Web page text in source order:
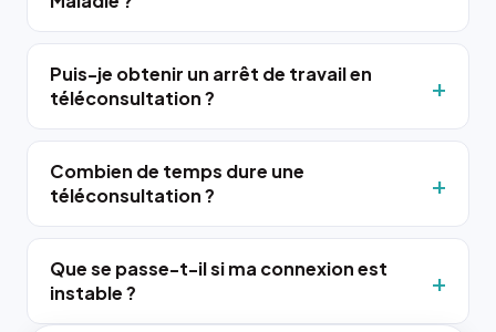
Puis-je obtenir un arrêt de travail en
téléconsultation ?
Combien de temps dure une
téléconsultation ?
Que se passe-t-il si ma connexion est
instable ?